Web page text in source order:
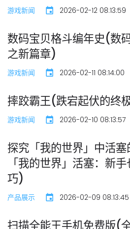
游戏新闻 2026-02-12 08:13:59
数码宝贝格斗编年史(数
之新篇章)
游戏新闻 2026-02-11 08:14:00
摔跤霸王(跌宕起伏的终
游戏新闻 2026-02-10 08:13:57
探究「我的世界」中活
「我的世界」活塞：新
巧)
产品展示 2026-02-09 08:13:45
扫描全能王手机免费版(